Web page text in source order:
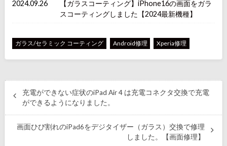
2024.09.26
【ガラスコーティング】iPhone16の画面をガラ
スコーティングしました【2024最新機種】
ガラス/セラミック コーティング Android修理 Xperia修理
充電ができない症状のiPad Air 4 は充電コネクタ交換で充電
ができるようになりました。
画面ひび割れのiPad6をデジタイザー（ガラス）交換で修理
しました。【画面修理】